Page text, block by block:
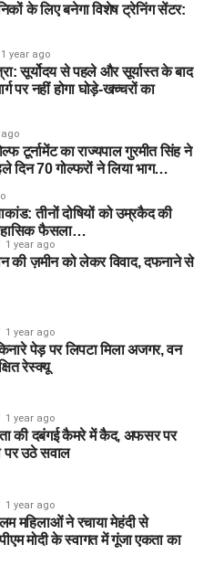
के लिए बनेगा विशेष ट्रेनिंग सेंटर:
1 year ago
सूर्योदय से पहले और सूर्यास्त के बाद
पर नहीं होगा घोड़े-खच्चरों का
ago
टूर्नामेंट का राज्यपाल गुरमीत सिंह ने
दिन 70 गोल्फरों ने लिया भाग…
तीनों दोषियों को उम्रकैद की
फैसला…
1 year ago
की ज़मीन को लेकर विवाद, दफनाने से
1 year ago
किनारे पेड़ पर लिपटा मिला अजगर, वन
रेस्क्यू
1 year ago
नेता की दबंगई कैमरे में कैद, अफसर पर
पर उठे सवाल
1 year ago
महिलाओं ने रचाया मेहंदी से
मोदी के स्वागत में गूंजा एकता का